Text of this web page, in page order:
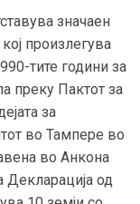
значаен
произлегува
тите години за
преку Пактот за
за
во Тампере во
во Анкона
од